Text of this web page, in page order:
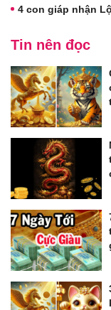
4 con giáp nhận
Tin nên đọc